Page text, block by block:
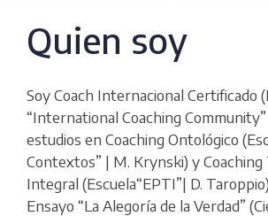
Quien soy
Soy Coach Internacional Certificado
“International Coaching Community”
estudios en Coaching Ontológico
Contextos” | M. Krynski) y
Integral (Escuela“EPTI”| D.
Ensayo “La Alegoría de la Verdad”